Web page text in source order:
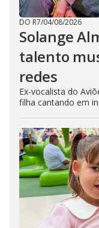
DO R7/04/08/2026
Solange
talento
redes
Ex-vocalista do
filha cantando em